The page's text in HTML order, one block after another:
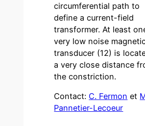
circumferential path to
define a current-field
transformer. At least
very low noise
transducer (12) is
a very close distance
the constriction.
Contact: C. Fermon et
Pannetier-Lecoeur